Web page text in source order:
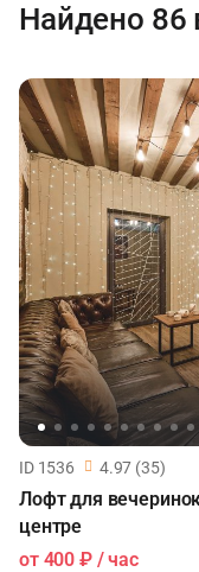
Найдено 86
ID 1536 4.97 (35)
Лофт для
центре
от 400 ₽/ час